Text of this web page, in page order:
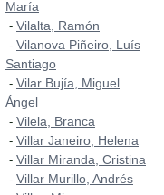
María
- Vilalta, Ramón
- Vilanova Piñeiro, Luís
Santiago
- Vilar Bujía, Miguel
Ángel
- Vilela, Branca
- Villar Janeiro, Helena
- Villar Miranda, Cristina
- Villar Murillo, Andrés